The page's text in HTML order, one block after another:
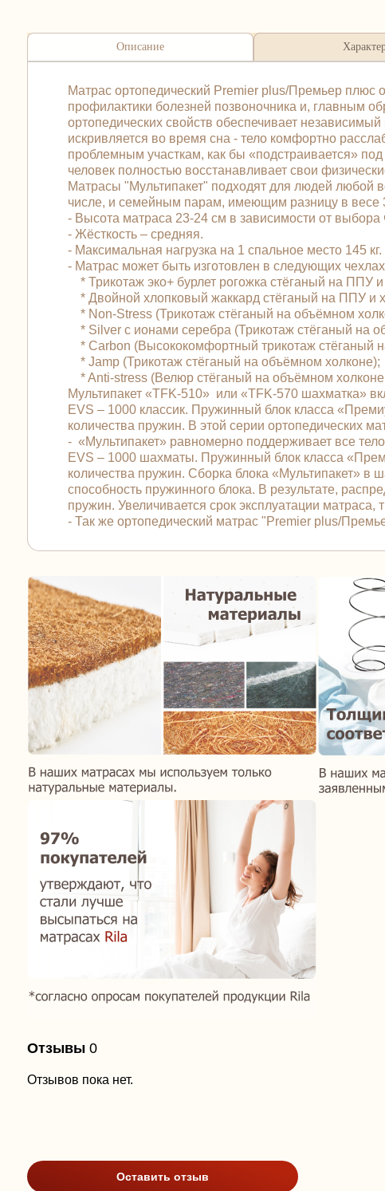
Описание
Матрас ортопедический Premier plus/Премьер
профилактики болезней позвоночника и, главным
ортопедических свойств обеспечивает
искривляется во время сна - тело комфортно
проблемным участкам, как бы «подстраивается»
человек полностью восстанавливает свои
Матрасы "Мультипакет" подходят для людей любой
числе, и семейным парам, имеющим разницу в весе
- Высота матраса 23-24 см в зависимости от выбора
- Жёсткость – средняя.
- Максимальная нагрузка на 1 спальное место 145 кг.
- Матрас может быть изготовлен в следующих
* Трикотаж эко+ бурлет рогожка стёганый на ППУ и
* Двойной хлопковый жаккард стёганый на ППУ и
* Non-Stress (Трикотаж стёганый на объёмном
* Silver с ионами серебра (Трикотаж стёганый на
* Carbon (Высококомфортный трикотаж стёганый
* Jamp (Трикотаж стёганый на объёмном холконе);
* Anti-stress (Велюр стёганый на объёмном
Мультипакет «TFK-510» или «TFK-570 шахматка»
EVS – 1000 классик. Пружинный блок класса
количества пружин. В этой серии ортопедических
- «Мультипакет» равномерно поддерживает все
EVS – 1000 шахматы. Пружинный блок класса
количества пружин. Сборка блока «Мультипакет» в
способность пружинного блока. В результате,
пружин. Увеличивается срок эксплуатации
- Так же ортопедический матрас "Premier plus/
Отзывы 0
Отзывов пока нет.
Оставить отзыв